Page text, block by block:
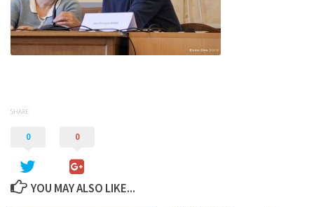
SHARE
0 0
YOU MAY ALSO LIKE...